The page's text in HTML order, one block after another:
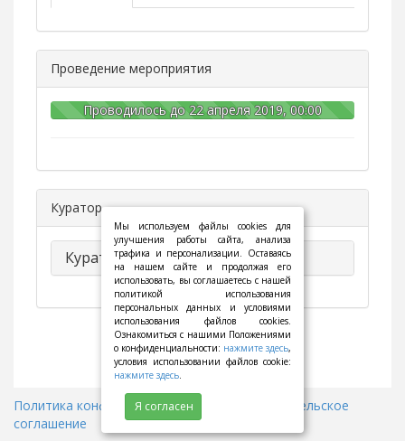
Проведение мероприятия
Проводилось до 22 апреля 2019, 00:00
Куратор
Куратор (1)
Политика конфиденциальности
Пользовательское
соглашение
Мы используем файлы cookies для
улучшения работы сайта, анализа
трафика и персонализации. Оставаясь
на нашем сайте и продолжая его
использовать, вы соглашаетесь с нашей
политикой использования
персональных данных и условиями
использования файлов cookies.
Ознакомиться с нашими Положениями
о конфиденциальности: нажмите здесь,
условия использовании файлов cookie:
нажмите здесь.
Я согласен